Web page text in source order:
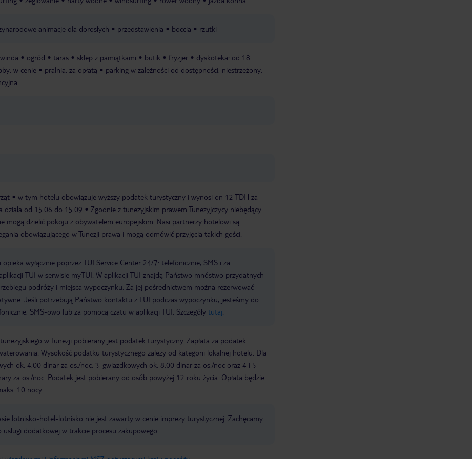
animacje dla dorosłych przedstawienia boccia rzutki
winda ogród taras sklep z pamiątkami butik fryzjer
dyskoteka: od 18
w cenie pralnia: za opłatą
parking w zależności od dostępności, niestrzeżony:
w tym hotelu obowiązuje wyższy podatek turystyczny i wynosi on 12 TDH za
działa od 15.06 do 15.09
Zgodnie z tunezyjskim prawem Tunezyjczycy niebędący
mogą dzielić pokoju z obywatelem europejskim. Nasi partnerzy hotelowi są
obowiązującego w Tunezji prawa i mogą odmówić przyjęcia takich gości.
wyłącznie poprzez TUI Service Center 24/7: telefonicznie, SMS i za
TUI w serwisie myTUI. W aplikacji TUI znajdą Państwo mnóstwo przydatnych
podróży i miejsca wypoczynku. Za jej pośrednictwem można rezerwować
Jeśli potrzebują Państwo kontaktu z TUI podczas wypoczynku, jesteśmy do
SMS-owo lub za pomocą czatu w aplikacji TUI. Szczegóły tutaj
w Tunezji pobierany jest podatek turystyczny. Zapłata za podatek
Wysokość podatku turystycznego zależy od kategorii lokalnej hotelu. Dla
ok. 4,00 dinar za os./noc, 3-gwiazdkowych ok. 8,00 dinar za os./noc oraz 4 i 5-
za os./noc. Podatek jest pobierany od osób powyżej 12 roku życia. Opłata będzie
10 nocy.
lotnisko-hotel-lotnisko nie jest zawarty w cenie imprezy turystycznej. Zachęcamy
dodatkowej w trakcie procesu zakupowego.